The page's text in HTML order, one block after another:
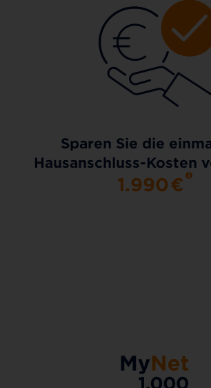
Sparen Sie die
Hausanschluss-Kosten
1.990€